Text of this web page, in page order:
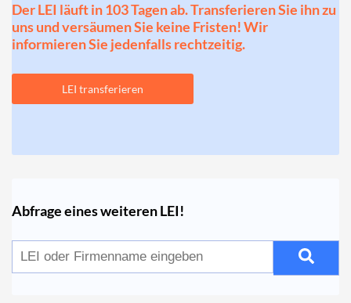
Der LEI läuft in 103 Tagen ab. Transferieren Sie ihn zu
uns und versäumen Sie keine Fristen! Wir
informieren Sie jedenfalls rechtzeitig.
LEI transferieren
Abfrage eines weiteren LEI!